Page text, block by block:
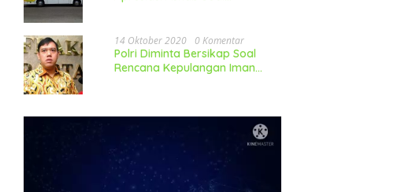
14 Oktober 2020 0 Komentar
Polri Diminta Bersikap Soal
Rencana Kepulangan Iman